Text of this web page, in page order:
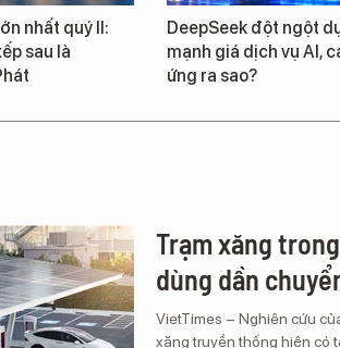
nhất quý II:
sau là
DeepSeek đột ngột
mạnh giá dịch vụ AI,
ứng ra sao?
Trạm xăng
dùng dần
VietTimes – Nghiên cứu
xăng truyền thống hiện có